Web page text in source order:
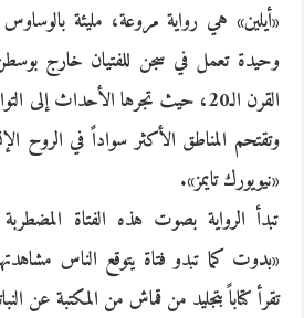
«أيلين» هي رواية مروعة، مليئة
وحيدة تعمل في سجن للفتيان خارج
القرن الـ20، حيث تجرها الأحداث إلى
وتقتحم المناطق الأكثر سواداً في الروح
«نيويورك تايمز».
تبدأ الرواية بصوت هذه الفتاة
«بدوت كما تبدو فتاة يتوقع الناس
تقرأ كتاباً بتجليد من قماش من المكتبة عن